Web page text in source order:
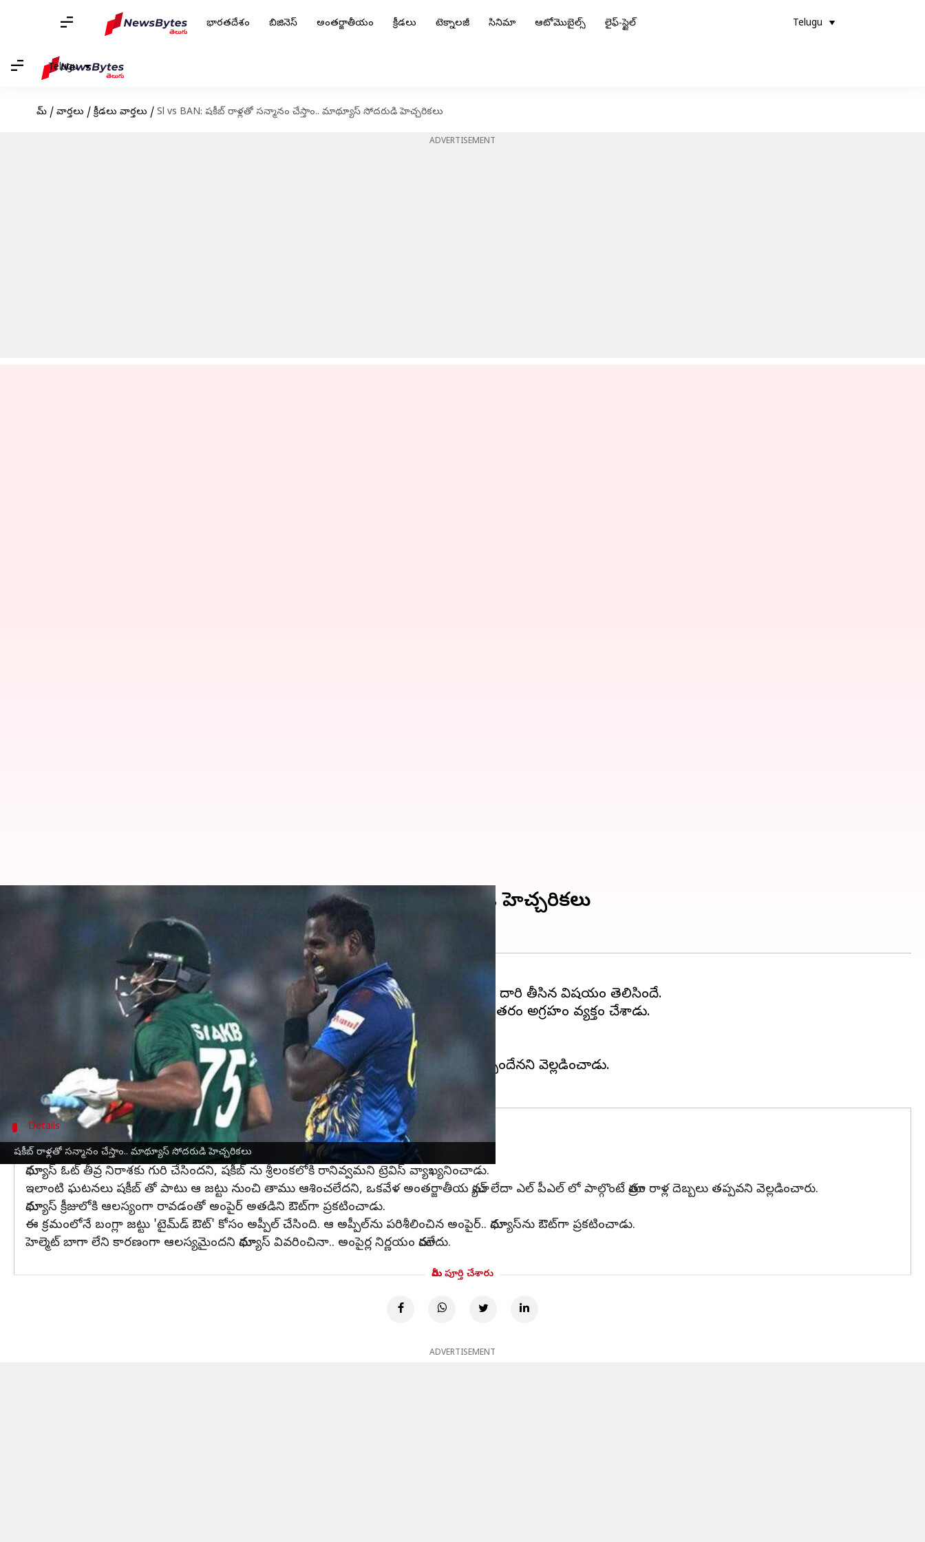
భారతదేశం బిజినెస్ అంతర్జాతీయం క్రీడలు టెక్నాలజీ సినిమా ఆటోమొబైల్స్ లైఫ్-స్టైల్ Telugu
Telugu
హోమ్ / వార్తలు / క్రీడలు వార్తలు / Sl vs BAN: షకీబ్ రాళ్లతో సన్మానం చేస్తాం.. మాథ్యూస్ సోదరుడి హెచ్చరికలు
ADVERTISEMENT
షకీబ్ రాళ్లతో సన్మానం చేస్తాం.. మాథ్యూస్ సోదరుడి హెచ్చరికలు
Sl vs BAN: షకీబ్ రాళ్లతో సన్మానం చేస్తాం.. మాథ్యూస్ సోదరుడి హెచ్చరికలు
Nov 09, 2023 03:22 pm
శ్రీలంక-బంగ్లాదేశ్జట్ల మధ్య జరిగిన మ్యాచులో టైమ్డ్ ఔట్ తీవ్ర విమర్శలకు దారి తీసిన విషయం తెలిసిందే.
బంగ్లా కెప్టెన్ షకీబ్ వ్యవహరించిన తీరుపై శ్రీలంక సీనియర్ ఆటగాడు మాథ్యూస్ మ్యాచ్ అనంతరం అగ్రహం వ్యక్తం చేశాడు.
షకీబ్ ఆటతీరుకు విరుద్ధంగా వ్యవహరించాడని సోషల్ మీడియాలో విమర్శలు వెలువెత్తాయి.
తాజాగా ఈ ఘటనపై ఏంజెలో మాథ్యూస్ సోదరుడు ట్రెవిస్ మాథ్యూస్ స్పందించాడు.
షకీబ్ క్రీడా స్ఫూర్తికి విరుద్ధంగా వ్యవహరించాడని, అందుకు అతడు మూల్యం చెల్లించుకోవాల్సిందేనని వెల్లడించాడు.
Details
షకీబ్ ను శ్రీలంకకు రానివ్వం
మాథ్యూస్ ఓట్ తీవ్ర నిరాశకు గురి చేసిందని, షకీబ్ ను శ్రీలంకలోకి రానివ్వమని ట్రెవిస్ వ్యాఖ్యనించాడు.
ఇలాంటి ఘటనలు షకీబ్ తో పాటు ఆ జట్టు నుంచి తాము ఆశించలేదని, ఒకవేళ అంతర్జాతీయ మ్యాచ్ లేదా ఎల్ పీఎల్ లో పాల్గొంటే మాత్రం రాళ్ల దెబ్బలు తప్పవని వెల్లడించారు.
మాథ్యూస్‌ క్రీజులోకి ఆలస్యంగా రావడంతో అంపైర్ అతడిని ఔట్‌గా ప్రకటించాడు.
ఈ క్రమంలోనే బంగ్లా జట్టు 'టైమ్‌డ్‌ ఔట్‌' కోసం అప్పీల్‌ చేసింది. ఆ అప్పీల్‌ను పరిశీలించిన అంపైర్‌.. మాథ్యూస్‌ను ఔట్‌గా ప్రకటించాడు.
హెల్మెట్‌ బాగా లేని కారణంగా ఆలస్యమైందని మాథ్యూస్‌ వివరించినా.. అంపైర్ల నిర్ణయం మారలేదు.
మీరు పూర్తి చేశారు
ADVERTISEMENT